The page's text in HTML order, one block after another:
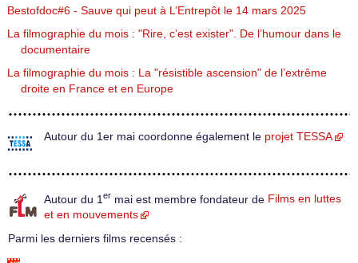
Bestofdoc#6 - Sauve qui peut à L’Entrepôt le 14 mars 2025
La filmographie du mois : "Rire, c’est exister". De l’humour dans le
documentaire
La filmographie du mois : La "résistible ascension" de l’extrême
droite en France et en Europe
Autour du 1er mai coordonne également le projet TESSA
Autour du 1 er mai est membre fondateur de Films en luttes
et en mouvements
Parmi les derniers films recensés :